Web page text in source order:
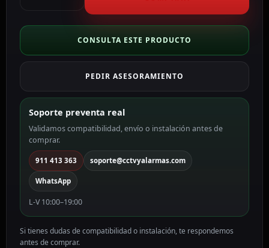
Cable
enchufe
Conector
AC-
EU-
C14F
cantidad
CONSULTA ESTE PRODUCTO
PEDIR ASESORAMIENTO
Soporte preventa real
Validamos compatibilidad, envío o instalación antes de
comprar.
911 413 363 soporte@cctvyalarmas.com
WhatsApp
L-V 10:00–19:00
Si tienes dudas de compatibilidad o instalación, te respondemos
antes de comprar.